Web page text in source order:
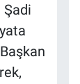
Şadi